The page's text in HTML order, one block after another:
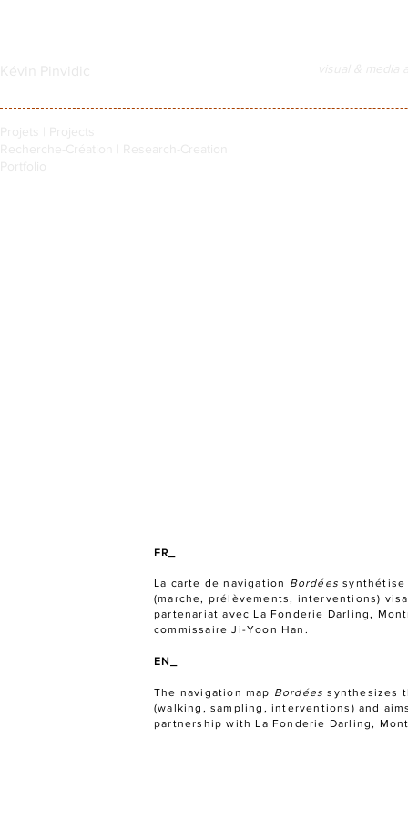
FR_
La carte de navigation Bordées synthétise
(marche, prélèvements, interventions)
partenariat avec La Fonderie Darling,
commissaire Ji-Yoon Han.
EN_
The navigation map Bordées synthesizes
(walking, sampling, interventions) and
partnership with La Fonderie Darling,